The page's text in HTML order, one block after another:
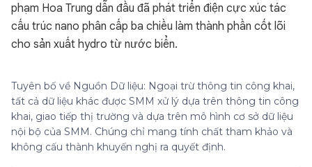
phạm Hoa Trung dẫn đầu đã phát triển điện cực xúc tác
cấu trúc nano phân cấp ba chiều làm thành phần cốt lõi
cho sản xuất hydro từ nước biển.
Tuyên bố về Nguồn Dữ liệu: Ngoại trừ thông tin công khai,
tất cả dữ liệu khác được SMM xử lý dựa trên thông tin công
khai, giao tiếp thị trường và dựa trên mô hình cơ sở dữ liệu
nội bộ của SMM. Chúng chỉ mang tính chất tham khảo và
không cấu thành khuyến nghị ra quyết định.